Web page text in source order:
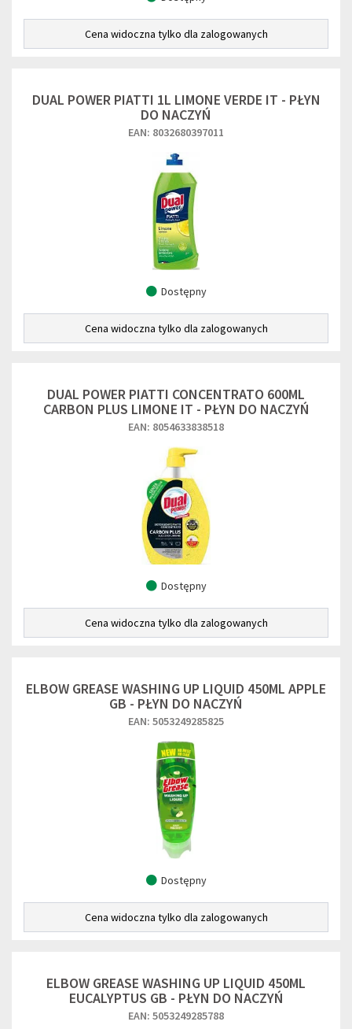
Cena widoczna tylko dla zalogowanych
DUAL POWER PIATTI 1L LIMONE VERDE IT - PŁYN
DO NACZYŃ
EAN: 8032680397011
Dostępny
Cena widoczna tylko dla zalogowanych
DUAL POWER PIATTI CONCENTRATO 600ML
CARBON PLUS LIMONE IT - PŁYN DO NACZYŃ
EAN: 8054633838518
Dostępny
Cena widoczna tylko dla zalogowanych
ELBOW GREASE WASHING UP LIQUID 450ML APPLE
GB - PŁYN DO NACZYŃ
EAN: 5053249285825
Dostępny
Cena widoczna tylko dla zalogowanych
ELBOW GREASE WASHING UP LIQUID 450ML
EUCALYPTUS GB - PŁYN DO NACZYŃ
EAN: 5053249285788